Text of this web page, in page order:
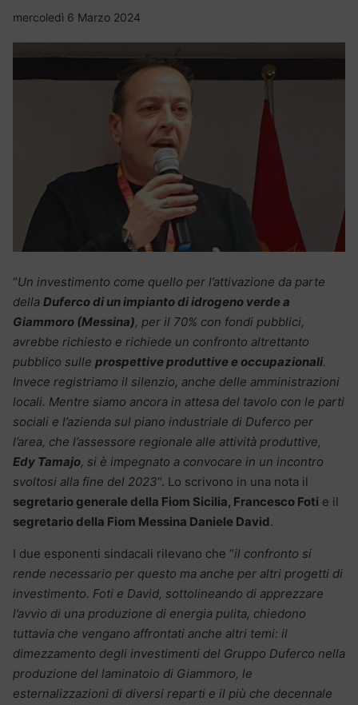
mercoledì 6 Marzo 2024
“Un investimento come quello per l’attivazione da parte
della Duferco di un impianto di idrogeno verde a
Giammoro (Messina), per il 70% con fondi pubblici,
avrebbe richiesto e richiede un confronto altrettanto
pubblico sulle prospettive produttive e occupazionali.
Invece registriamo il silenzio, anche delle amministrazioni
locali. Mentre siamo ancora in attesa del tavolo con le parti
sociali e l’azienda sul piano industriale di Duferco per
l’area, che l’assessore regionale alle attività produttive,
Edy Tamajo, si è impegnato a convocare in un incontro
svoltosi alla fine del 2023“. Lo scrivono in una nota il
segretario generale della Fiom Sicilia, Francesco Foti e il
segretario della Fiom Messina Daniele David.
I due esponenti sindacali rilevano che “il confronto si
rende necessario per questo ma anche per altri progetti di
investimento. Foti e David, sottolineando di apprezzare
l’avvio di una produzione di energia pulita, chiedono
tuttavia che vengano affrontati anche altri temi: il
dimezzamento degli investimenti del Gruppo Duferco nella
produzione del laminatoio di Giammoro, le
esternalizzazioni di diversi reparti e il più che decennale